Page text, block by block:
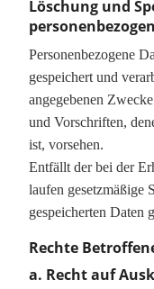
Löschung und
Personenbezogene
gespeichert und
angegebenen
und Vorschriften,
ist, vorsehen.
Entfällt der bei der
laufen gesetzmäßige
gespeicherten Daten
Rechte
a. Recht auf